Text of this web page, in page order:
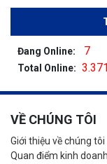
Đang Online: 7
Total Online:
VỀ CHÚNG TÔI
Giới thiệu về chúng tôi
Quan điểm kinh doanh